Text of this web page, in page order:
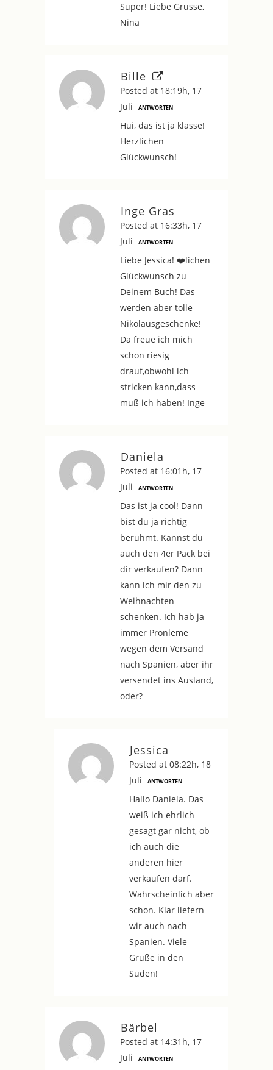
Super! Liebe Grüsse,
Nina
Bille
Posted at 18:19h, 17
Juli
ANTWORTEN
Hui, das ist ja klasse!
Herzlichen
Glückwunsch!
Inge Gras
Posted at 16:33h, 17
Juli
ANTWORTEN
Liebe Jessica! ❤️lichen
Glückwunsch zu
Deinem Buch! Das
werden aber tolle
Nikolausgeschenke!
Da freue ich mich
schon riesig
drauf,obwohl ich
stricken kann,dass
muß ich haben! Inge
Daniela
Posted at 16:01h, 17
Juli
ANTWORTEN
Das ist ja cool! Dann
bist du ja richtig
berühmt. Kannst du
auch den 4er Pack bei
dir verkaufen? Dann
kann ich mir den zu
Weihnachten
schenken. Ich hab ja
immer Pronleme
wegen dem Versand
nach Spanien, aber ihr
versendet ins Ausland,
oder?
Jessica
Posted at 08:22h, 18
Juli
ANTWORTEN
Hallo Daniela. Das
weiß ich ehrlich
gesagt gar nicht, ob
ich auch die
anderen hier
verkaufen darf.
Wahrscheinlich aber
schon. Klar liefern
wir auch nach
Spanien. Viele
Grüße in den
Süden!
Bärbel
Posted at 14:31h, 17
Juli
ANTWORTEN